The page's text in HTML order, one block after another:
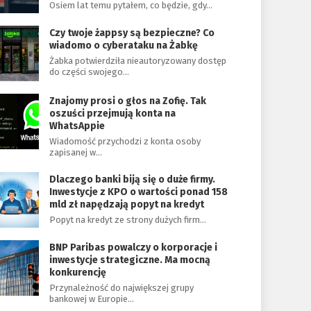
Osiem lat temu pytałem, co będzie, gdy…
Czy twoje żappsy są bezpieczne? Co
wiadomo o cyberataku na Żabkę
Żabka potwierdziła nieautoryzowany dostęp
do części swojego…
Znajomy prosi o głos na Zofię. Tak
oszuści przejmują konta na
WhatsAppie
Wiadomość przychodzi z konta osoby
zapisanej w…
Dlaczego banki biją się o duże firmy.
Inwestycje z KPO o wartości ponad 158
mld zł napędzają popyt na kredyt
Popyt na kredyt ze strony dużych firm…
BNP Paribas powalczy o korporacje i
inwestycje strategiczne. Ma mocną
konkurencję
Przynależność do największej grupy
bankowej w Europie…